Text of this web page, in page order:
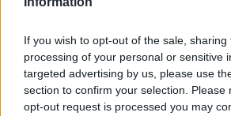
If you wish to opt-out of the sale,
processing of your personal or sensitive
targeted advertising by us, please use
section to confirm your selection. Please
opt-out request is processed you may
daGoogle News
Condividi l'articolo